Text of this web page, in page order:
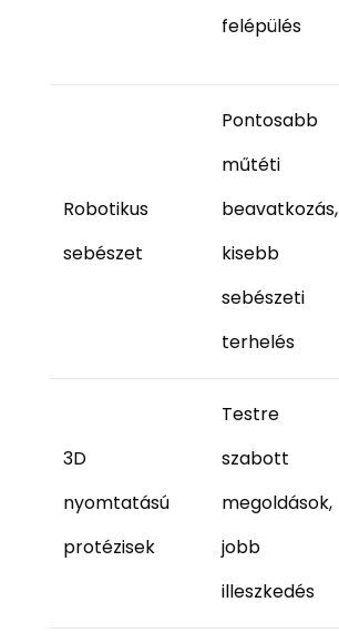
felépülés
Robotikus
sebészet
Pontosabb
műtéti
beavatkozás,
kisebb
sebészeti
terhelés
3D
nyomtatású
protézisek
Testre
szabott
megoldások,
jobb
illeszkedés